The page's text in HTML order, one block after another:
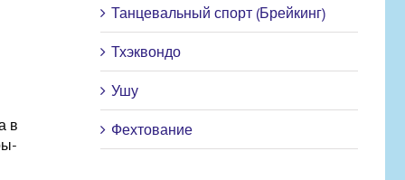
в
Танцевальный спорт (Брейкинг)
Тхэквондо
Ушу
Фехтование